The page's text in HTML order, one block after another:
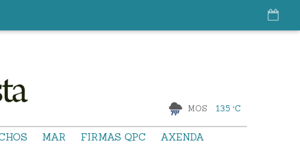
MOS 13.5 °C
MAR FIRMAS QPC AXENDA